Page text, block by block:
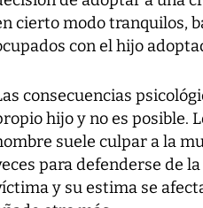
cierto modo tranquilos,
con el hijo
consecuencias
hijo y no es posible.
suele culpar a la
para defenderse de
y su estima se